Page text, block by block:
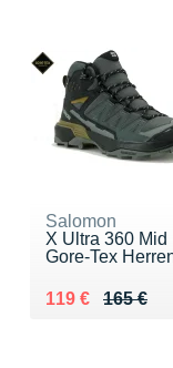
Salomon
X Ultra 360 Mid
Gore-Tex
165 €
Au lieu de 165 €
119 €
Vendu 119 €